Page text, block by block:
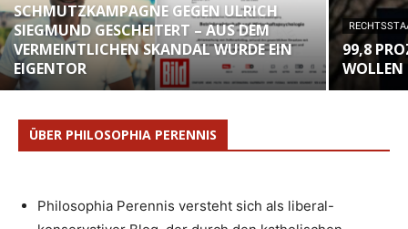
SCHMUTZKAMPAGNE GEGEN ULRICH
SIEGMUND GESCHEITERT – AUS DEM
VERMEINTLICHEN SKANDAL WURDE EIN
EIGENTOR
99,8
WOLLEN
ÜBER PHILOSOPHIA PERENNIS
Philosophia Perennis versteht sich als liberal-